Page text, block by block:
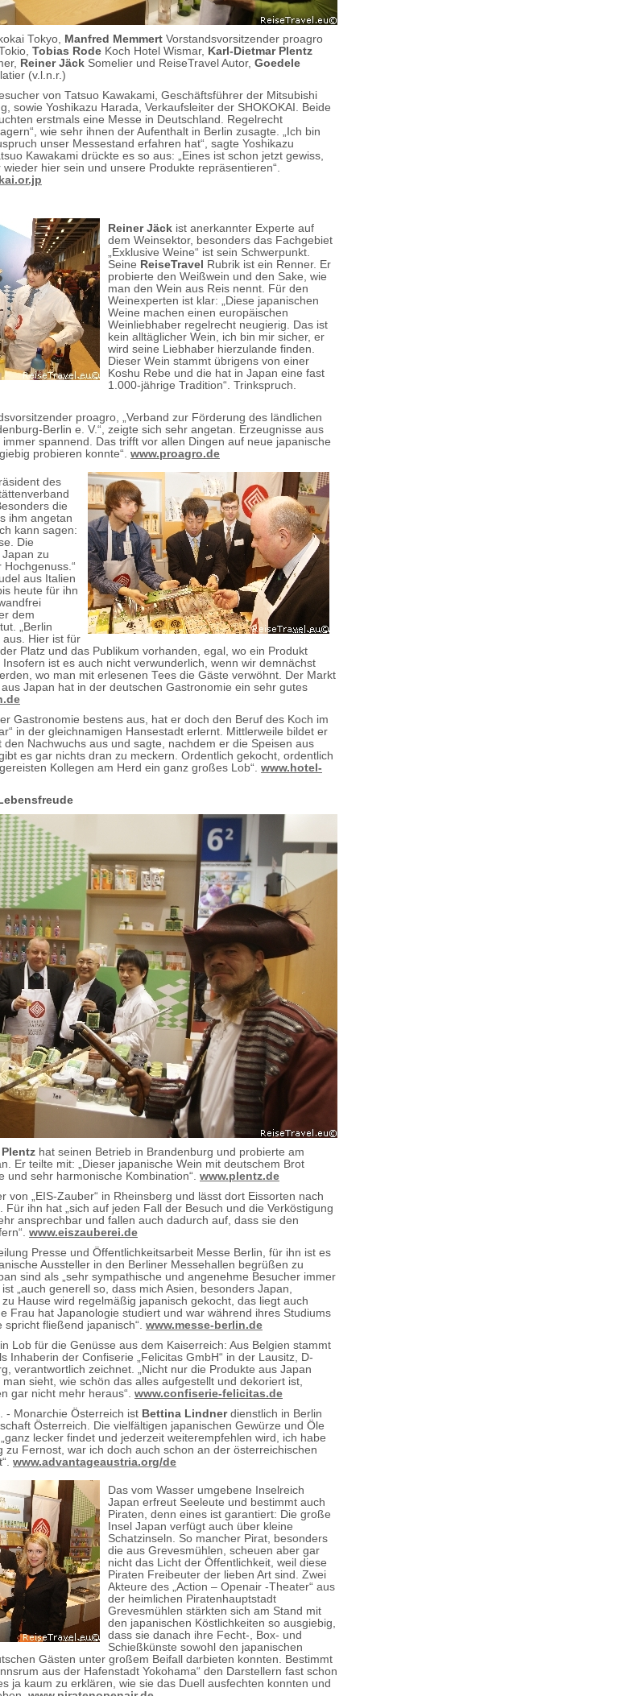
Tokyo, Manfred Memmert Vorstandsvorsitzender proagro
Tobias Rode Koch Hotel Wismar, Karl-Dietmar Plentz
Reiner Jäck Somelier und ReiseTravel Autor, Goedele
(v.l.n.r.)
von Tatsuo Kawakami, Geschäftsführer der Mitsubishi
sowie Yoshikazu Harada, Verkaufsleiter der SHOKOKAI. Beide
erstmals eine Messe in Deutschland. Regelrecht
wie sehr ihnen der Aufenthalt in Berlin zusagte. „Ich bin
unser Messestand erfahren hat“, sagte Yoshikazu
Kawakami drückte es so aus: „Eines ist schon jetzt gewiss,
hier sein und unsere Produkte repräsentieren“.
Reiner Jäck ist anerkannter Experte auf
dem Weinsektor, besonders das Fachgebiet
„Exklusive Weine“ ist sein Schwerpunkt.
Seine ReiseTravel Rubrik ist ein Renner. Er
probierte den Weißwein und den Sake, wie
man den Wein aus Reis nennt. Für den
Weinexperten ist klar: „Diese japanischen
Weine machen einen europäischen
Weinliebhaber regelrecht neugierig. Das ist
kein alltäglicher Wein, ich bin mir sicher, er
wird seine Liebhaber hierzulande finden.
Dieser Wein stammt übrigens von einer
Koshu Rebe und die hat in Japan eine fast
1.000-jährige Tradition“. Trinkspruch.
proagro, „Verband zur Förderung des ländlichen
Berlin e. V.“, zeigte sich sehr angetan. Erzeugnisse aus
spannend. Das trifft vor allen Dingen auf neue japanische
probieren konnte“. www.proagro.de
des
die
ihm angetan
kann sagen:
Die
zu
aus Italien
heute für ihn
dem
„Berlin
Hier ist für
Platz und das Publikum vorhanden, egal, wo ein Produkt
ist es auch nicht verwunderlich, wenn wir demnächst
wo man mit erlesenen Tees die Gäste verwöhnt. Der Markt
Japan hat in der deutschen Gastronomie ein sehr gutes
Gastronomie bestens aus, hat er doch den Beruf des Koch im
in der gleichnamigen Hansestadt erlernt. Mittlerweile bildet er
Nachwuchs aus und sagte, nachdem er die Speisen aus
es gar nichts dran zu meckern. Ordentlich gekocht, ordentlich
Kollegen am Herd ein ganz großes Lob“. www.hotel-
hat seinen Betrieb in Brandenburg und probierte am
Er teilte mit: „Dieser japanische Wein mit deutschem Brot
und sehr harmonische Kombination“. www.plentz.de
von „EIS-Zauber“ in Rheinsberg und lässt dort Eissorten nach
Für ihn hat „sich auf jeden Fall der Besuch und die Verköstigung
ansprechbar und fallen auch dadurch auf, dass sie den
www.eiszauberei.de
Presse und Öffentlichkeitsarbeit Messe Berlin, für ihn ist es
Aussteller in den Berliner Messehallen begrüßen zu
sind als „sehr sympathische und angenehme Besucher immer
„auch generell so, dass mich Asien, besonders Japan,
Hause wird regelmäßig japanisch gekocht, das liegt auch
Frau hat Japanologie studiert und war während ihres Studiums
fließend japanisch“. www.messe-berlin.de
Lob für die Genüsse aus dem Kaiserreich: Aus Belgien stammt
Inhaberin der Confiserie „Felicitas GmbH“ in der Lausitz, D-
verantwortlich zeichnet. „Nicht nur die Produkte aus Japan
sieht, wie schön das alles aufgestellt und dekoriert ist,
gar nicht mehr heraus“. www.confiserie-felicitas.de
- Monarchie Österreich ist Bettina Lindnerdienstlich in Berlin
Österreich. Die vielfältigen japanischen Gewürze und Öle
lecker findet und jederzeit weiterempfehlen wird, ich habe
zu Fernost, war ich doch auch schon an der österreichischen
www.advantageaustria.org/de
Das vom Wasser umgebene Inselreich
Japan erfreut Seeleute und bestimmt auch
Piraten, denn eines ist garantiert: Die große
Insel Japan verfügt auch über kleine
Schatzinseln. So mancher Pirat, besonders
die aus Grevesmühlen, scheuen aber gar
nicht das Licht der Öffentlichkeit, weil diese
Piraten Freibeuter der lieben Art sind. Zwei
Akteure des „Action – Openair -Theater“ aus
der heimlichen Piratenhauptstadt
Grevesmühlen stärkten sich am Stand mit
den japanischen Köstlichkeiten so ausgiebig,
dass sie danach ihre Fecht-, Box- und
Schießkünste sowohl den japanischen
Gästen unter großem Beifall darbieten konnten. Bestimmt
aus der Hafenstadt Yokohama“ den Darstellern fast schon
ja kaum zu erklären, wie sie das Duell ausfechten konnten und